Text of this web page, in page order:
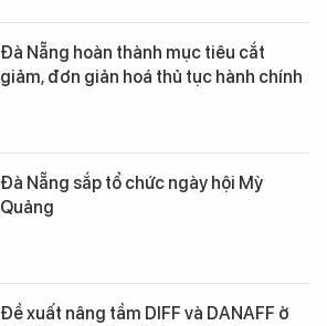
Đà Nẵng hoàn thành mục tiêu cắt
giảm, đơn giản hoá thủ tục hành chính
Đà Nẵng sắp tổ chức ngày hội Mỳ
Quảng
Đề xuất nâng tầm DIFF và DANAFF ở